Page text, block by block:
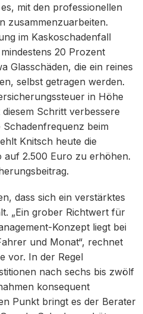
mit den professionellen
zusammenzuarbeiten.
im Kaskoschadenfall
20 Prozent
Glasschäden, die ein reines
selbst getragen werden.
in Höhe
Schritt verbessere
beim
Knitsch heute die
auf 2.500 Euro zu erhöhen.
dass sich ein verstärktes
„Ein grober Richtwert für
Konzept liegt bei
und Monat“, rechnet
vor. In der Regel
nach sechs bis zwölf
konsequent
Punkt bringt es der Berater